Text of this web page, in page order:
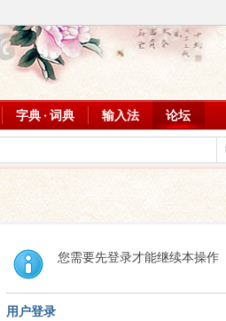
字典 · 词典 输入法 论坛
您需要先登录才能继续本操作
用户登录